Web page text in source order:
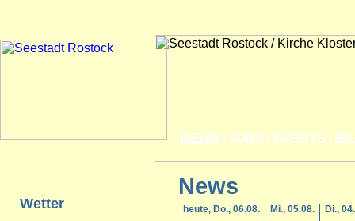
NEWS JOBS EVENTS
Wetter
News
heute, Do., 06.08. Mi., 05.08. Di.,